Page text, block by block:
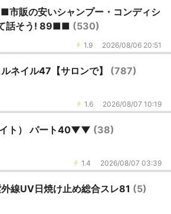
市販の安いシャンプー・コンディシ
話そう! 89■■ (530)
1.9 2026/08/06 20:51
ルネイル47【サロンで】 (787)
1.6 2026/08/07 10:19
ト） パート40▼▼ (38)
1.4 2026/08/07 03:39
外線UV日焼け止め総合スレ81 (5)